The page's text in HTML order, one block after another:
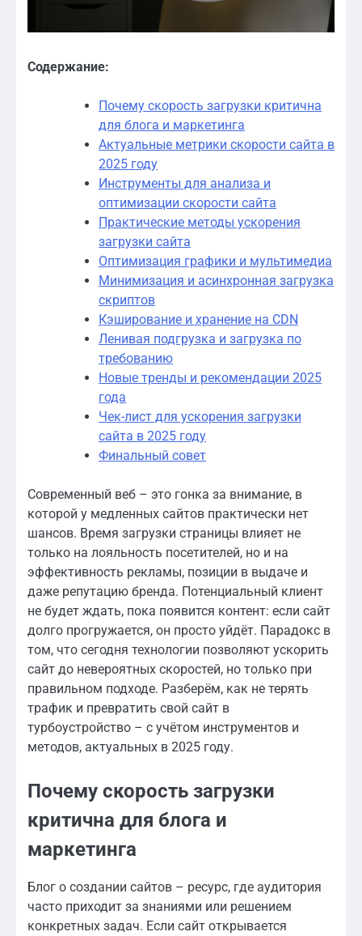
Содержание:
Почему скорость загрузки критична
для блога и маркетинга
Актуальные метрики скорости сайта в
2025 году
Инструменты для анализа и
оптимизации скорости сайта
Практические методы ускорения
загрузки сайта
Оптимизация графики и мультимедиа
Минимизация и асинхронная загрузка
скриптов
Кэширование и хранение на CDN
Ленивая подгрузка и загрузка по
требованию
Новые тренды и рекомендации 2025
года
Чек-лист для ускорения загрузки
сайта в 2025 году
Финальный совет
Современный веб – это гонка за внимание, в
которой у медленных сайтов практически нет
шансов. Время загрузки страницы влияет не
только на лояльность посетителей, но и на
эффективность рекламы, позиции в выдаче и
даже репутацию бренда. Потенциальный клиент
не будет ждать, пока появится контент: если сайт
долго прогружается, он просто уйдёт. Парадокс в
том, что сегодня технологии позволяют ускорить
сайт до невероятных скоростей, но только при
правильном подходе. Разберём, как не терять
трафик и превратить свой сайт в
турбоустройство – с учётом инструментов и
методов, актуальных в 2025 году.
Почему скорость загрузки
критична для блога и
маркетинга
Блог о создании сайтов – ресурс, где аудитория
часто приходит за знаниями или решением
конкретных задач. Если сайт открывается